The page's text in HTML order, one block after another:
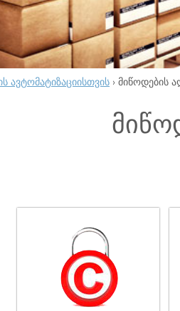
ავტომატიზაციისთვის › მიწოდების